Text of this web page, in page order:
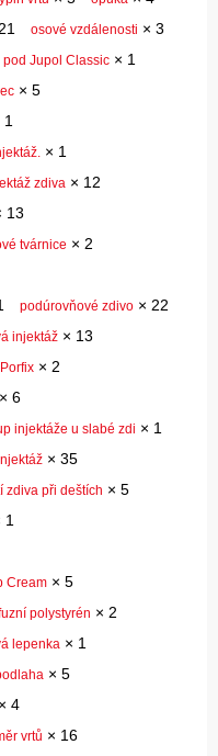
osové vzdálenosti × 3
pod Jupol Classic × 1
× 5
1
× 1
zdiva × 12
13
tvárnice × 2
podúrovňové zdivo × 22
injektáž × 13
Porfix × 2
× 6
injektáže u slabé zdi × 1
× 35
zdiva při deštích × 5
1
Cream × 5
polystyrén × 2
lepenka × 1
× 5
× 4
vrtů × 16